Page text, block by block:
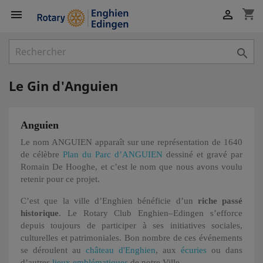
 shopping_cart


Le Gin d'Anguien
Anguien
Le nom ANGUIEN apparaît sur une représentation de 1640
de célèbre Plan du Parc d’ANGUIEN dessiné et gravé par
Romain De Hooghe, et c’est le nom que nous avons voulu
retenir pour ce projet.
C’est que la ville d’Enghien bénéficie d’un riche passé
historique. Le Rotary Club Enghien–Edingen s’efforce
depuis toujours de participer à ses initiatives sociales,
culturelles et patrimoniales. Bon nombre de ces événements
se déroulent au château d'Enghien, aux écuries ou dans